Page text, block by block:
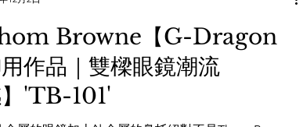
theWAREHOUSEoptic
the_WAREHOUSE_optic
銅鑼灣店： 銅鑼灣白沙道18號
電話：2882 5488 尖沙咀店： 九龍尖沙咀河內道18號
商場G14號鋪 電話：3575 9557 旺角店： 旺角登打士街
大廈地下 , 鋪號:23號A鋪(商場外圍，面向登打士街) 電
3956
Browne【G-Dragon
作品｜雙樑眼鏡潮流
'TB-101'